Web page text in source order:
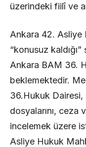
üzerindeki fiilî ve
Ankara 42. Asliye
“konusuz
Ankara BAM 36.
beklemektedir.
36.Hukuk Dairesi,
dosyalarını, ceza
incelemek üzere
Asliye Hukuk